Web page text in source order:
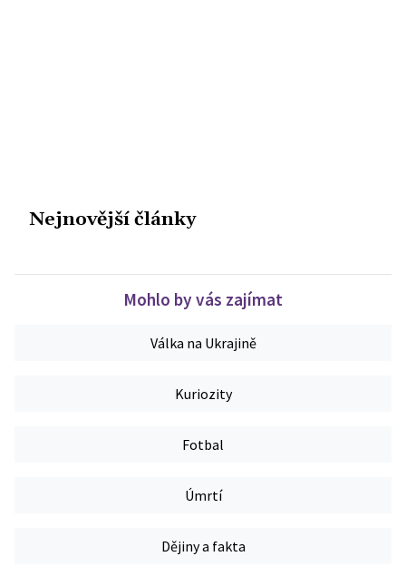
Nejnovější články
Mohlo by vás zajímat
Válka na Ukrajině
Kuriozity
Fotbal
Úmrtí
Dějiny a fakta